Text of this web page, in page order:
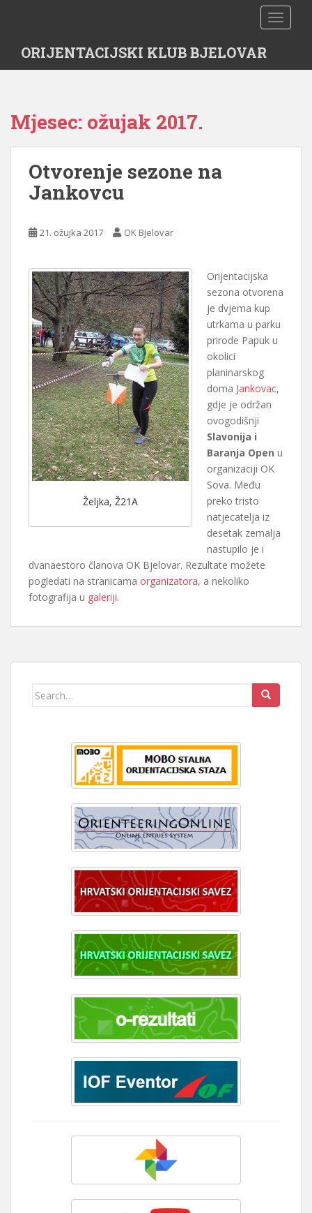
t
ORIJENTACIJSKI KLUB BJELOVAR
Mjesec: ožujak 2017.
Otvorenje sezone na
Jankovcu
21. ožujka 2017 OK Bjelovar
Željka, Ž21A
Orijentacijska
sezona otvorena
je dvjema kup
utrkama u parku
prirode Papuk u
okolici
planinarskog
doma Jankovac,
gdje je održan
ovogodišnji
Slavonija i
Baranja Open u
organizaciji OK
Sova. Među
preko tristo
natjecatelja iz
desetak zemalja
nastupilo je i
dvanaestoro članova OK Bjelovar. Rezultate možete
pogledati na stranicama organizatora, a nekoliko
fotografija u galeriji.
Search